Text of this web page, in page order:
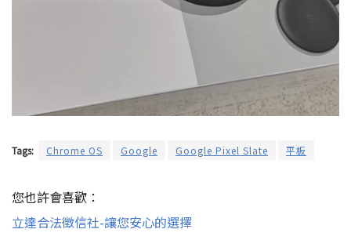
Tags: Chrome OS Google Google Pixel Slate 平板
您也許會喜歡：
立達合法徵信社-讓您安心的選擇